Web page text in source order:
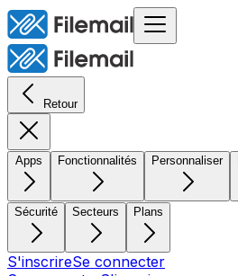
Retour
Apps Fonctionnalités Personnaliser
Sécurité Secteurs Plans
S'inscrireSe connecter